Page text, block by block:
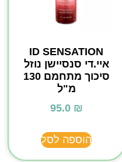
ID SENSATION
איי.די סנסיישן נוזל
סיכוך מתחמם 130
מ"ל
95.0 ₪
הוספה לסל